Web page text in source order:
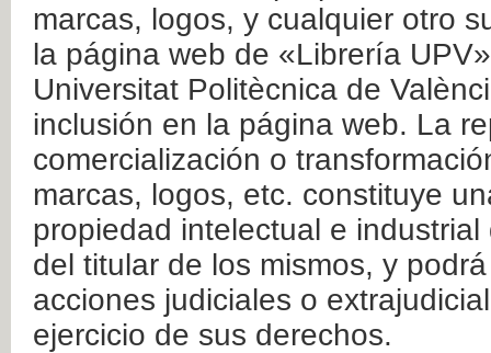
marcas, logos, y cualquier otro
la página web de «Librería
Universitat Politècnica de
inclusión en la página web. La
comercialización o
marcas, logos, etc. constituye
propiedad intelectual e
del titular de los mismos, y
acciones judiciales o
ejercicio de sus derechos.